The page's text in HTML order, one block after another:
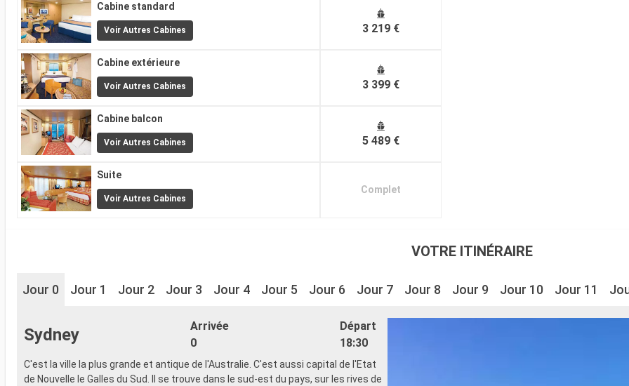
Cabine standard
Voir Autres Cabines
Cabine extérieure
Voir Autres Cabines
Cabine balcon
Voir Autres Cabines
Suite
Voir Autres Cabines
3 219 €
3 399 €
5 489 €
Complet
VOTRE ITINÉRAIRE
Jour 0 Jour 1 Jour 2 Jour 3 Jour 4 Jour 5 Jour 6 Jour 7 Jour 8 Jour 9 Jour 10 Jour 11
Sydney
Arrivée
0
Départ
18:30
C'est la ville la plus grande et antique de l'Australie. C'est aussi capital de l'Etat
de Nouvelle le Galles du Sud. Il se trouve dans le sud-est du pays, sur les rives de